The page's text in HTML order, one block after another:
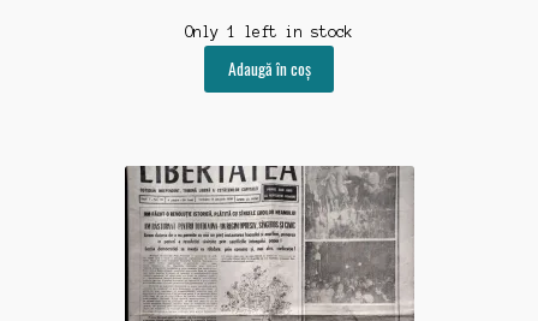
Only 1 left in stock
Adaugă în coș